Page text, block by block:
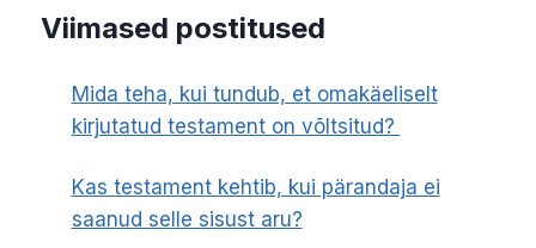
Viimased postitused
Mida teha, kui tundub, et omakäeliselt
kirjutatud testament on võltsitud?
Kas testament kehtib, kui pärandaja ei
saanud selle sisust aru?